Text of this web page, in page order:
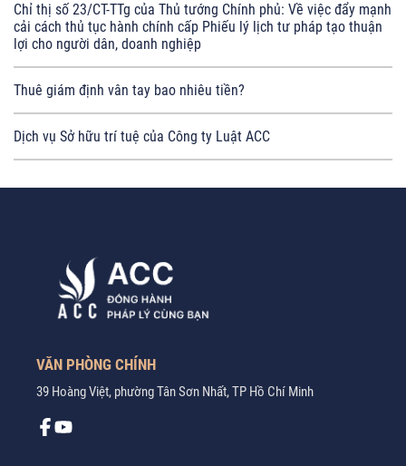
Chỉ thị số 23/CT-TTg của Thủ tướng Chính phủ: Về việc đẩy mạnh
cải cách thủ tục hành chính cấp Phiếu lý lịch tư pháp tạo thuận
lợi cho người dân, doanh nghiệp
Thuê giám định vân tay bao nhiêu tiền?
Dịch vụ Sở hữu trí tuệ của Công ty Luật ACC
VĂN PHÒNG CHÍNH
39 Hoàng Việt, phường Tân Sơn Nhất, TP Hồ Chí Minh